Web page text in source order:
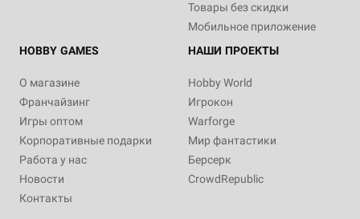
Товары без скидки
Мобильное приложение
HOBBY GAMES
О магазине
Франчайзинг
Игры оптом
Корпоративные подарки
Работа у нас
Новости
Контакты
НАШИ ПРОЕКТЫ
Hobby World
Игрокон
Warforge
Мир фантастики
Берсерк
CrowdRepublic